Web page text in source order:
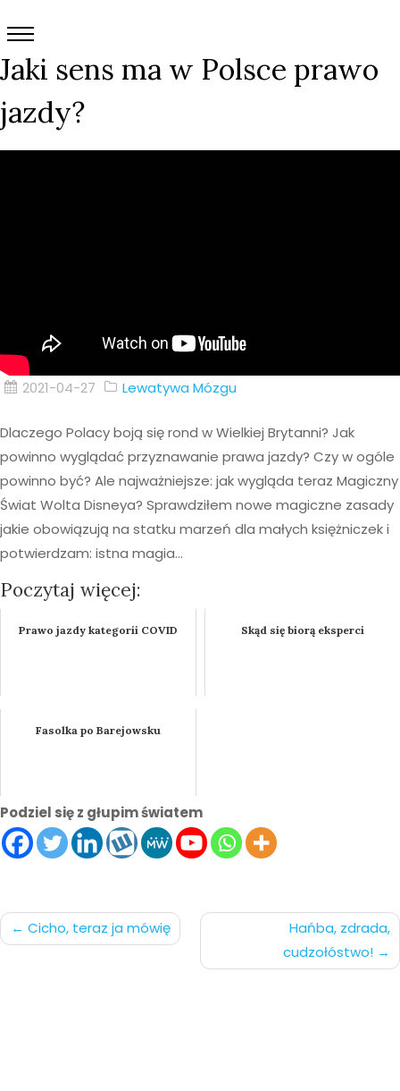
Jaki sens ma w Polsce prawo
jazdy?
2021-04-27 Lewatywa Mózgu
Dlaczego Polacy boją się rond w Wielkiej Brytanni? Jak
powinno wyglądać przyznawanie prawa jazdy? Czy w ogóle
powinno być? Ale najważniejsze: jak wygląda teraz Magiczny
Świat Wolta Disneya? Sprawdziłem nowe magiczne zasady
jakie obowiązują na statku marzeń dla małych księżniczek i
potwierdzam: istna magia…
Poczytaj więcej:
Prawo jazdy kategorii COVID Skąd się biorą eksperci
Fasolka po Barejowsku
Podziel się z głupim światem
Nawigacja
Cicho, teraz ja mówię
Hańba, zdrada,
cudzołóstwo!